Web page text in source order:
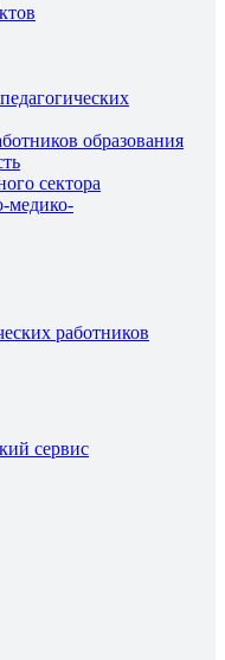
образования
сектора
медико-
работников
сервис